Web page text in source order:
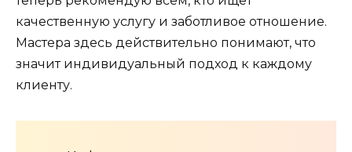
качественную услугу и заботливое отношение.
Мастера здесь действительно понимают, что
значит индивидуальный подход к каждому
клиенту.